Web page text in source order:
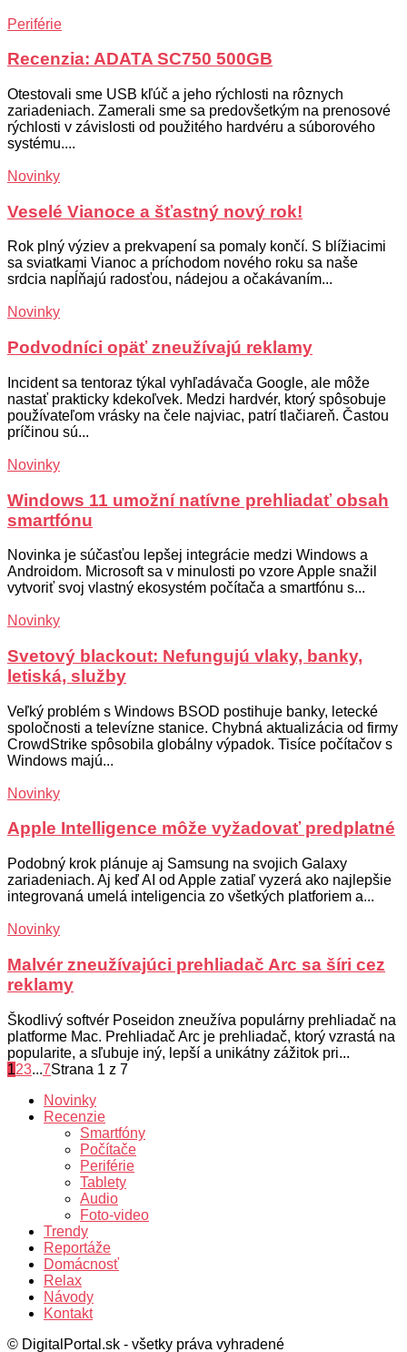
Periférie
Recenzia: ADATA SC750 500GB
Otestovali sme USB kľúč a jeho rýchlosti na rôznych
zariadeniach. Zamerali sme sa predovšetkým na prenosové
rýchlosti v závislosti od použitého hardvéru a súborového
systému....
Novinky
Veselé Vianoce a šťastný nový rok!
Rok plný výziev a prekvapení sa pomaly končí. S blížiacimi
sa sviatkami Vianoc a príchodom nového roku sa naše
srdcia napĺňajú radosťou, nádejou a očakávaním...
Novinky
Podvodníci opäť zneužívajú reklamy
Incident sa tentoraz týkal vyhľadávača Google, ale môže
nastať prakticky kdekoľvek. Medzi hardvér, ktorý spôsobuje
používateľom vrásky na čele najviac, patrí tlačiareň. Častou
príčinou sú...
Novinky
Windows 11 umožní natívne prehliadať obsah
smartfónu
Novinka je súčasťou lepšej integrácie medzi Windows a
Androidom. Microsoft sa v minulosti po vzore Apple snažil
vytvoriť svoj vlastný ekosystém počítača a smartfónu s...
Novinky
Svetový blackout: Nefungujú vlaky, banky,
letiská, služby
Veľký problém s Windows BSOD postihuje banky, letecké
spoločnosti a televízne stanice. Chybná aktualizácia od firmy
CrowdStrike spôsobila globálny výpadok. Tisíce počítačov s
Windows majú...
Novinky
Apple Intelligence môže vyžadovať predplatné
Podobný krok plánuje aj Samsung na svojich Galaxy
zariadeniach. Aj keď AI od Apple zatiaľ vyzerá ako najlepšie
integrovaná umelá inteligencia zo všetkých platforiem a...
Novinky
Malvér zneužívajúci prehliadač Arc sa šíri cez
reklamy
Škodlivý softvér Poseidon zneužíva populárny prehliadač na
platforme Mac. Prehliadač Arc je prehliadač, ktorý vzrastá na
popularite, a sľubuje iný, lepší a unikátny zážitok pri...
123...7Strana 1 z 7
Novinky
Recenzie
Smartfóny
Počítače
Periférie
Tablety
Audio
Foto-video
Trendy
Reportáže
Domácnosť
Relax
Návody
Kontakt
© DigitalPortal.sk - všetky práva vyhradené